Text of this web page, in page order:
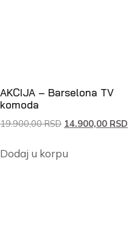
AKCIJA – Barselona TV
komoda
19.900,00RSD 14.900,00 RSD
Dodaj u korpu